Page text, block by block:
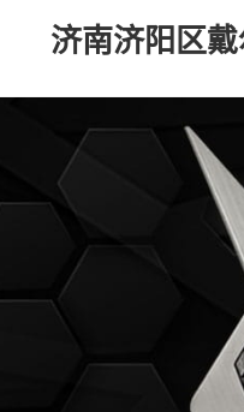
济南济阳区